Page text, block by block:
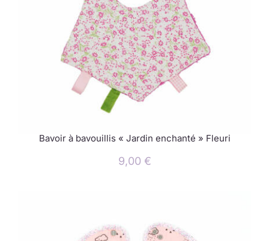
Bavoir à bavouillis « Jardin enchanté » Fleuri
9,00 €